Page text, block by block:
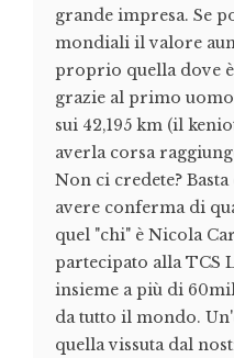
grande impresa. Se
mondiali il valore
proprio quella dove
grazie al primo
sui 42,195 km (il
averla corsa
Non ci credete?
avere conferma di
quel "chi" è Nicola
partecipato alla TCS
insieme a più di
da tutto il mondo.
quella vissuta dal